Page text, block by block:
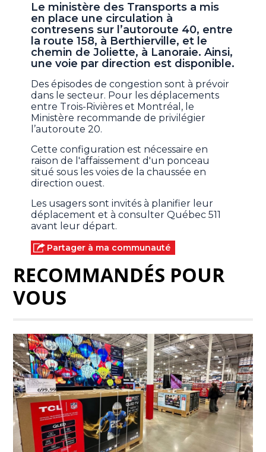
Le ministère des Transports a mis
en place une circulation à
contresens sur l’autoroute 40, entre
la route 158, à Berthierville, et le
chemin de Joliette, à Lanoraie. Ainsi,
une voie par direction est disponible.
Des épisodes de congestion sont à prévoir
dans le secteur. Pour les déplacements
entre Trois-Rivières et Montréal, le
Ministère recommande de privilégier
l’autoroute 20.
Cette configuration est nécessaire en
raison de l'affaissement d'un ponceau
situé sous les voies de la chaussée en
direction ouest.
Les usagers sont invités à planifier leur
déplacement et à consulter Québec 511
avant leur départ.
Partager à ma communauté
RECOMMANDÉS POUR
VOUS